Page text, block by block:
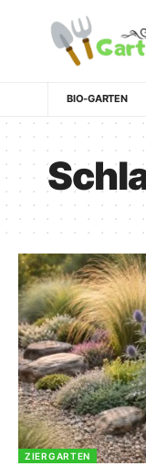
BIO-GARTEN
ZIERGARTEN